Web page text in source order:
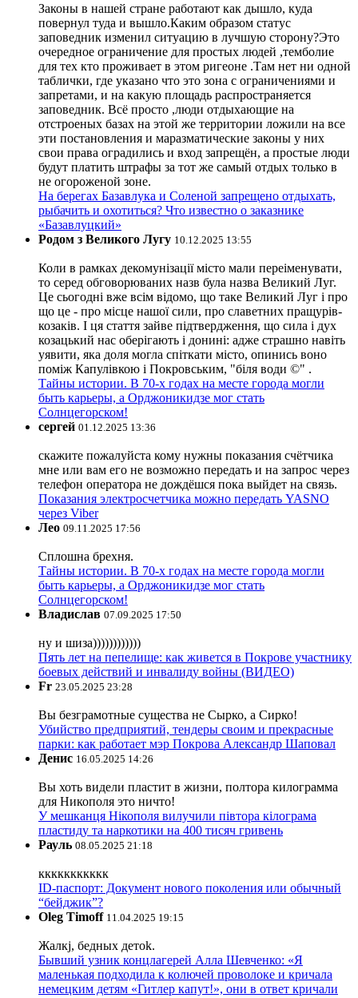
Законы в нашей стране работают как дышло, куда
повернул туда и вышло.Каким образом статус
заповедник изменил ситуацию в лучшую сторону?Это
очередное ограничение для простых людей ,темболие
для тех кто проживает в этом ригеоне .Там нет ни одной
таблички, где указано что это зона с ограничениями и
запретами, и на какую площадь распространяется
заповедник. Всё просто ,люди отдыхающие на
отстроеных базах на этой же территории ложили на все
эти постановления и маразматические законы у них
свои права оградились и вход запрещён, а простые люди
будут платить штрафы за тот же самый отдых только в
не огороженой зоне.
На берегах Базавлука и Соленой запрещено отдыхать,
рыбачить и охотиться? Что известно о заказнике
«Базавлуцкий»
Родом з Великого Лугу 10.12.2025 13:55
Коли в рамках декомунізації місто мали переіменувати,
то серед обговорюваних назв була назва Великий Луг.
Це сьогодні вже всім відомо, що таке Великий Луг і про
що це - про місце нашої сили, про славетних пращурів-
козаків. І ця стаття зайве підтвердження, що сила і дух
козацький нас оберігають і донині: адже страшно навіть
уявити, яка доля могла спіткати місто, опинись воно
поміж Капулівкою і Покровським, "біля води ©" .
Тайны истории. В 70-х годах на месте города могли
быть карьеры, а Орджоникидзе мог стать
Солнцегорском!
сергей 01.12.2025 13:36
скажите пожалуйста кому нужны показания счётчика
мне или вам его не возможно передать и на запрос через
телефон оператора не дождёшся пока выйдет на связь.
Показания электросчетчика можно передать YASNO
через Viber
Лео 09.11.2025 17:56
Сплошна брехня.
Тайны истории. В 70-х годах на месте города могли
быть карьеры, а Орджоникидзе мог стать
Солнцегорском!
Владислав 07.09.2025 17:50
ну и шиза))))))))))))
Пять лет на пепелище: как живется в Покрове участнику
боевых действий и инвалиду войны (ВИДЕО)
Fr 23.05.2025 23:28
Вы безграмотные существа не Сырко, а Сирко!
Убийство предприятий, тендеры своим и прекрасные
парки: как работает мэр Покрова Александр Шаповал
Денис 16.05.2025 14:26
Вы хоть видели пластит в жизни, полтора килограмма
для Никополя это ничто!
У мешканця Нікополя вилучили півтора кілограма
пластиду та наркотики на 400 тисяч гривень
Рауль 08.05.2025 21:18
ккккккккккк
ID-паспорт: Документ нового поколения или обычный
“бейджик”?
Oleg Timoff 11.04.2025 19:15
Жалкj, бедных детok.
Бывший узник концлагерей Алла Шевченко: «Я
маленькая подходила к колючей проволоке и кричала
немецким детям «Гитлер капут!», они в ответ кричали